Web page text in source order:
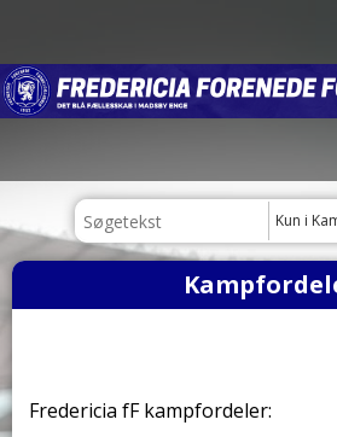
Kun i
Fredericia fF kampfordeler: